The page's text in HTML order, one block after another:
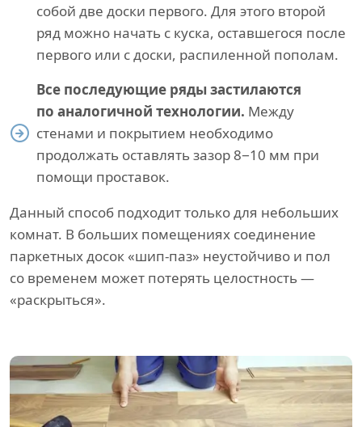
собой две доски первого. Для этого второй
ряд можно начать с куска, оставшегося после
первого или с доски, распиленной пополам.
Все последующие ряды застилаются
по аналогичной технологии. Между
стенами и покрытием необходимо
продолжать оставлять зазор 8−10 мм при
помощи проставок.
Данный способ подходит только для небольших
комнат. В больших помещениях соединение
паркетных досок «шип-паз» неустойчиво и пол
со временем может потерять целостность —
«раскрыться».